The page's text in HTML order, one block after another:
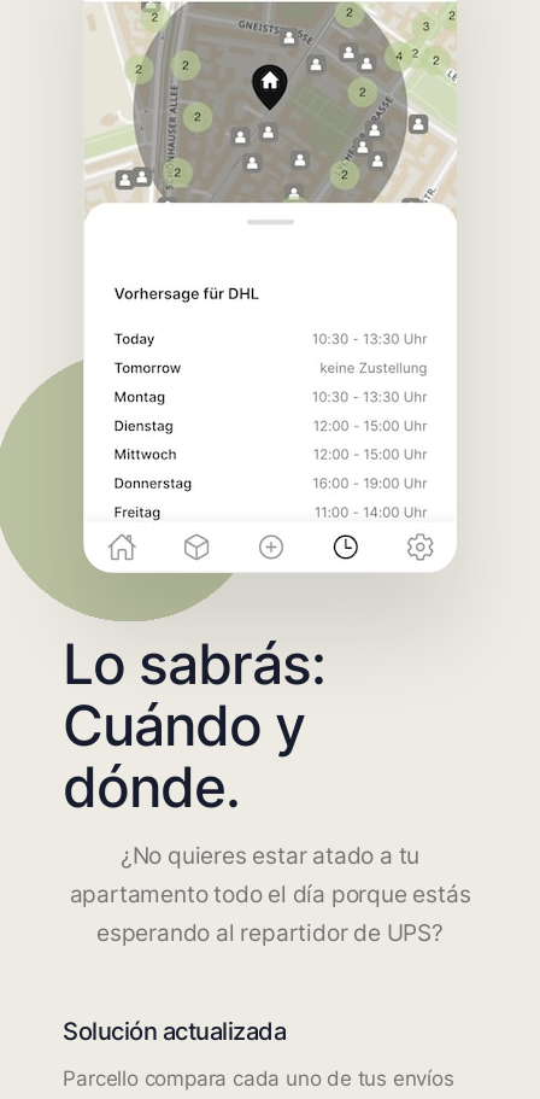
Lo sabrás:
Cuándo y
dónde.
¿No quieres estar atado a tu
apartamento todo el día porque estás
esperando al repartidor de UPS?
Solución actualizada
Parcello compara cada uno de tus envíos